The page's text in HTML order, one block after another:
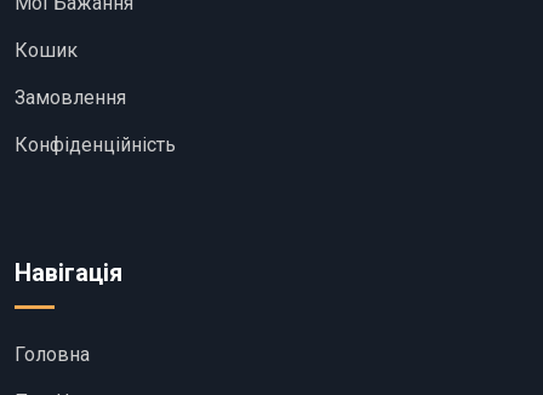
Кошик
Замовлення
Конфіденційність
Навігація
Головна